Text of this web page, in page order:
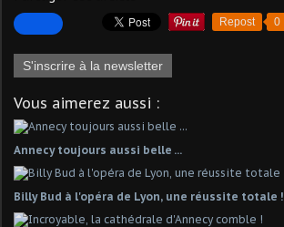
Repost 0
S'inscrire à la newsletter
Vous aimerez aussi :
Annecy toujours aussi belle ...
Billy Bud à l'opéra de Lyon, une réussite totale !